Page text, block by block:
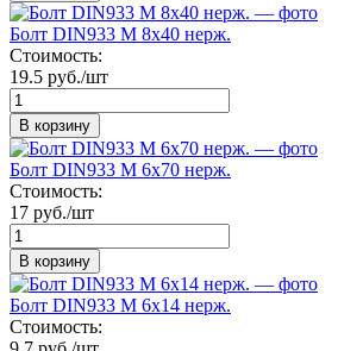
Болт DIN933 М 8х40 нерж.
Стоимость:
19.5 руб./шт
В корзину
Болт DIN933 М 6х70 нерж.
Стоимость:
17 руб./шт
В корзину
Болт DIN933 М 6х14 нерж.
Стоимость: